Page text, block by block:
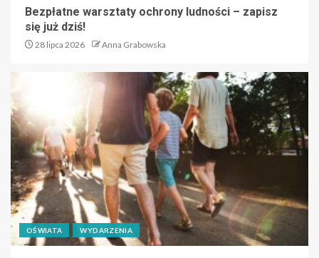
Bezpłatne warsztaty ochrony ludności – zapisz
się już dziś!
28 lipca 2026 Anna Grabowska
OŚWIATA WYDARZENIA